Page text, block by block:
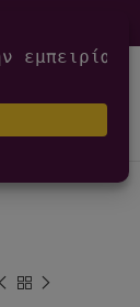
€0,00